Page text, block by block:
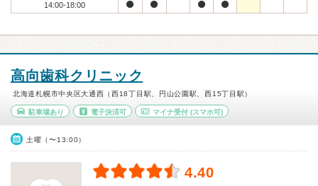
14:00-18:00
高向歯科クリニック
北海道札幌市中央区大通西（西18丁目駅、円山公園駅、西15丁目駅）
駐車場あり 電子決済可 マイナ受付 (スマホ可)
土曜（〜13:00）
4.40